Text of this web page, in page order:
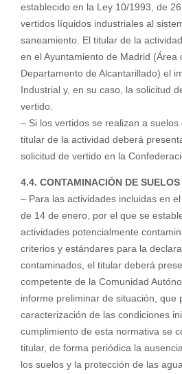
establecido en la Ley 10/1993, de
vertidos líquidos industriales al
saneamiento. El titular de la
en el Ayuntamiento de Madrid (Área
Departamento de Alcantarillado) el
Industrial y, en su caso, la solicitud
vertido.
– Si los vertidos se realizan a
titular de la actividad deberá
solicitud de vertido en la
4.4. CONTAMINACIÓN DE SUELOS
– Para las actividades incluidas en
de 14 de enero, por el que se
actividades potencialmente
criterios y estándares para la
contaminados, el titular deberá
competente de la Comunidad
informe preliminar de situación, que
caracterización de las condiciones
cumplimiento de esta normativa se
titular, de forma periódica la
los suelos y la protección de las